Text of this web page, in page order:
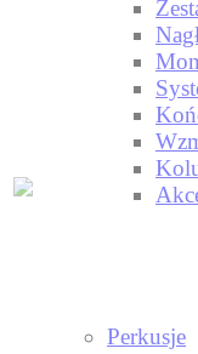
Perkusje